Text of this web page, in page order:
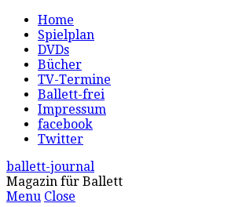
Home
Spielplan
DVDs
Bücher
TV-Termine
Ballett-frei
Impressum
facebook
Twitter
ballett-journal
Magazin für Ballett
Menu Close